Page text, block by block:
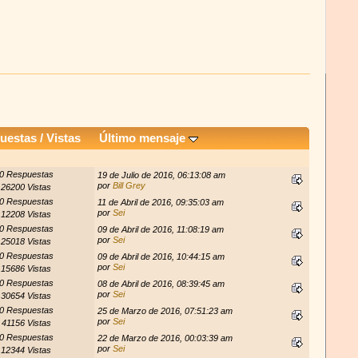
/Vistas Último mensaje
Respuestas
26200 Vistas
19 de Julio de 2016, 06:13:08 am
porBill Grey
Respuestas
12208 Vistas
11 de Abril de 2016, 09:35:03 am
porSei
Respuestas
25018 Vistas
09 de Abril de 2016, 11:08:19 am
porSei
Respuestas
15686 Vistas
09 de Abril de 2016, 10:44:15 am
porSei
Respuestas
30654 Vistas
08 de Abril de 2016, 08:39:45 am
porSei
Respuestas
41156 Vistas
25 de Marzo de 2016, 07:51:23 am
porSei
Respuestas
12344 Vistas
22 de Marzo de 2016, 00:03:39 am
porSei